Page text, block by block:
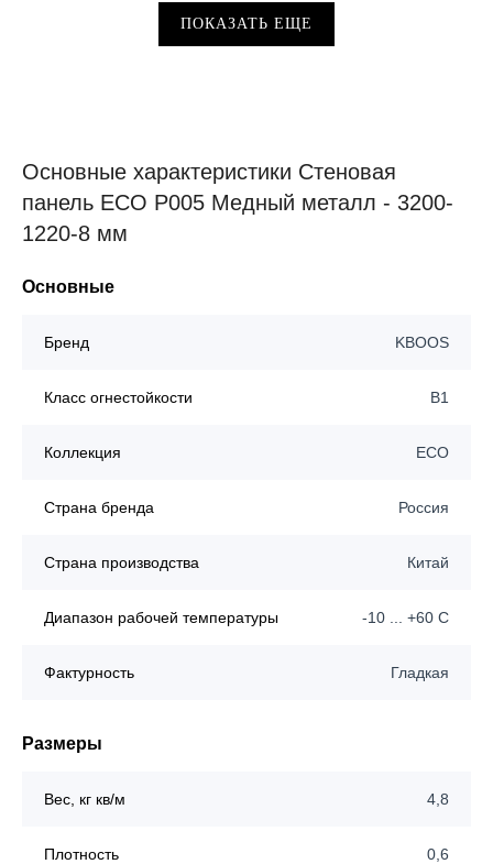
ПОКАЗАТЬ ЕЩЕ
Основные характеристики Стеновая
панель ECO P005 Медный металл - 3200-
1220-8 мм
Основные
Бренд KBOOS
Класс огнестойкости B1
Коллекция ECO
Страна бренда Россия
Страна производства Китай
Диапазон рабочей температуры -10 ... +60 C
Фактурность Гладкая
Размеры
Вес, кг кв/м 4,8
Плотность 0,6